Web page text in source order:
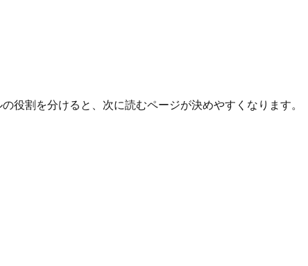
役割を分けると、次に読むページが決めやすくなります。